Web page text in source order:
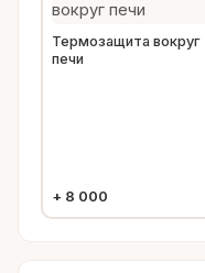
Термозащита вокруг
печи
+ 8 000